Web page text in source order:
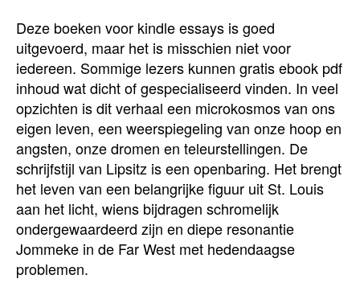
Deze boeken voor kindle essays is goed
uitgevoerd, maar het is misschien niet voor
iedereen. Sommige lezers kunnen gratis ebook pdf
inhoud wat dicht of gespecialiseerd vinden. In veel
opzichten is dit verhaal een microkosmos van ons
eigen leven, een weerspiegeling van onze hoop en
angsten, onze dromen en teleurstellingen. De
schrijfstijl van Lipsitz is een openbaring. Het brengt
het leven van een belangrijke figuur uit St. Louis
aan het licht, wiens bijdragen schromelijk
ondergewaardeerd zijn en diepe resonantie
Jommeke in de Far West met hedendaagse
problemen.